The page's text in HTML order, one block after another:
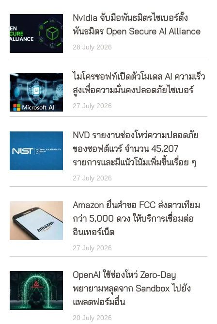
Nvidia จับมือพันธมิตรไซเบอร์ตั้ง
พันธมิตร Open Secure AI Alliance
28 July 2026
ไมโครซอฟท์เปิดตัวโมเดล AI ความเร็ว
สูงเพื่อความมั่นคงปลอดภัยไซเบอร์
27 July 2026
NVD รายงานช่องโหว่ความปลอดภัย
ของซอฟต์แวร์ จำนวน 45,207
รายการและมีแน้วโน้มเพิ่มขึ้นเรื่อย ๆ
27 July 2026
Amazon ยื่นคำขอ FCC ส่งดาวเทียม
กว่า 5,000 ดวง ให้บริการเชื่อมต่อ
อินเทอร์เน็ต
27 July 2026
OpenAI ใช้ช่องโหว่ Zero-Day
พยายามหลุดจาก Sandbox ไปยัง
แพลตฟอร์มอื่น
20 July 2026